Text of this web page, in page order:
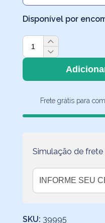
Disponível por
Pijama
Americano
Fundo
quantidade
Frete grátis para
Simulação de frete
SKU: 39995